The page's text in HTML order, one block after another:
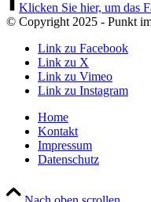
Klicken Sie hier, um das
© Copyright 2025 - Punkt
Link zu Facebook
Link zu X
Link zu Vimeo
Link zu Instagram
Home
Kontakt
Impressum
Datenschutz